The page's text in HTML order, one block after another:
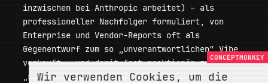
inzwischen bei Anthropic arbeitet) – als
professioneller Nachfolger formuliert, von
Enterprise und Vendor-Reports oft als
Gegenentwurf zum so „unverantwortlichen“ Vibe
verkauft – und damit fast reaktionär zur einzig
„seriösen“ Disziplin erklärt. Hier bauen wir
Wir verwenden Cookies, um die